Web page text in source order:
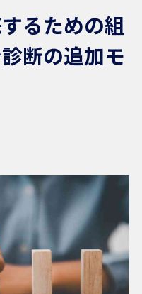
るための組
断の追加モ